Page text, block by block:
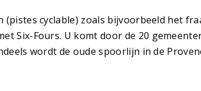
cyclable) zoals bijvoorbeeld het
Six-Fours. U komt door de 20
wordt de oude spoorlijn in de